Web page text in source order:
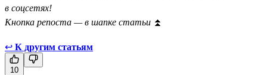
в соцсетях!
Кнопка репоста — в шапке статьи ⏫
↩ К другим статьям
10